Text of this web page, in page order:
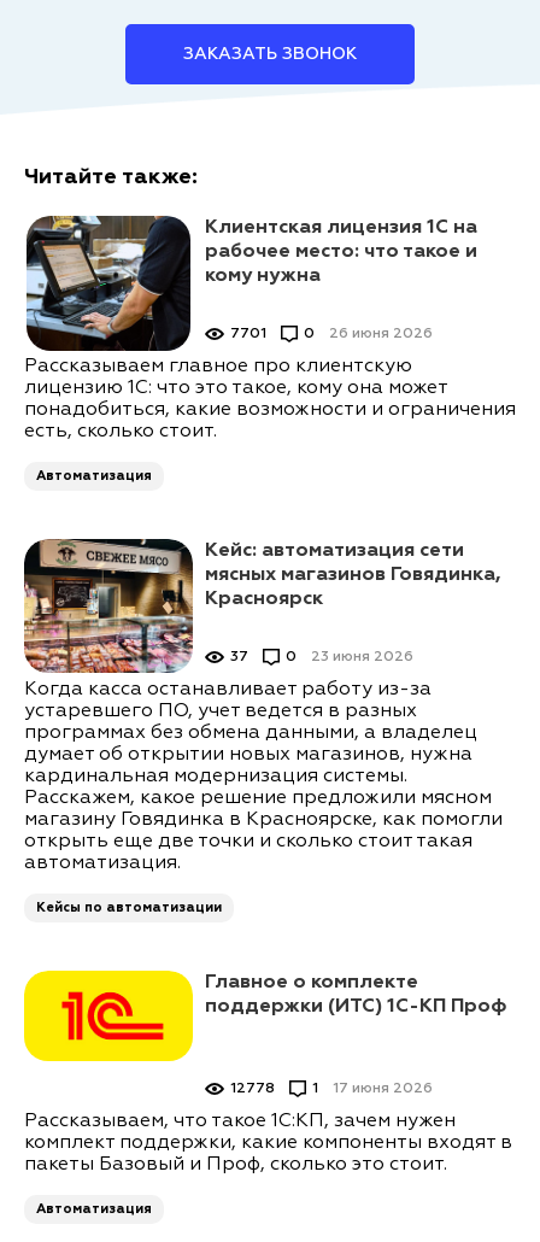
ЗАКАЗАТЬ ЗВОНОК
Читайте также:
Клиентская лицензия 1С на
рабочее место: что такое и
кому нужна
26 июня 2026
7701 0
Рассказываем главное про клиентскую
лицензию 1С: что это такое, кому она может
понадобиться, какие возможности и ограничения
есть, сколько стоит.
Автоматизация
Кейс: автоматизация сети
мясных магазинов Говядинка,
Красноярск
23 июня 2026
37 0
Когда касса останавливает работу из-за
устаревшего ПО, учет ведется в разных
программах без обмена данными, а владелец
думает об открытии новых магазинов, нужна
кардинальная модернизация системы.
Расскажем, какое решение предложили мясном
магазину Говядинка в Красноярске, как помогли
открыть еще две точки и сколько стоит такая
автоматизация.
Кейсы по автоматизации
Главное о комплекте
поддержки (ИТС) 1С-КП Проф
17 июня 2026
12778 1
Рассказываем, что такое 1С:КП, зачем нужен
комплект поддержки, какие компоненты входят в
пакеты Базовый и Проф, сколько это стоит.
Автоматизация